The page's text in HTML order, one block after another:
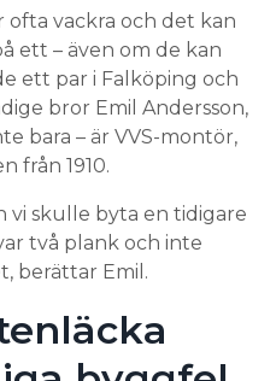
ofta vackra och det kan
ett – även om de kan
ett par i Falköping och
bror Emil Andersson,
bara – är VVS-montör,
från 1910.
vi skulle byta en tidigare
två plank och inte
berättar Emil.